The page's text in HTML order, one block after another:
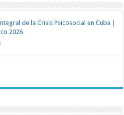
de la Crisis Psicosocial en Cuba |
2026